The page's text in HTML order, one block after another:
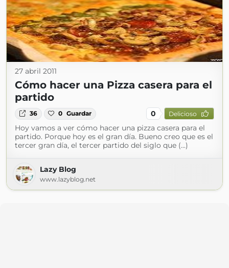
27 abril 2011
Cómo hacer una Pizza casera para el
partido
36 0 Guardar 0 Delicioso
Hoy vamos a ver cómo hacer una pizza casera para el
partido. Porque hoy es el gran día. Bueno creo que es el
tercer gran día, el tercer partido del siglo que (...)
Lazy Blog
www.lazyblog.net